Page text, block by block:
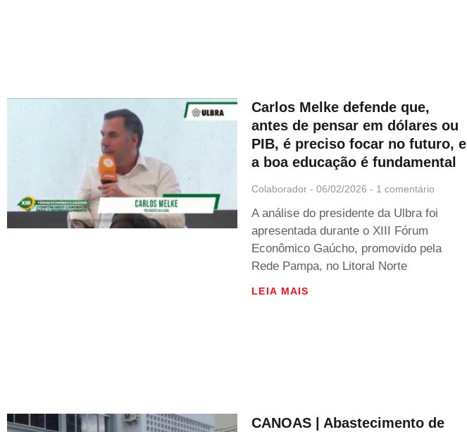
Carlos Melke defende que,
antes de pensar em dólares ou
PIB, é preciso focar no futuro, e
a boa educação é fundamental
Colaborador 06/02/2026 1 comentário
A análise do presidente da Ulbra foi
apresentada durante o XIII Fórum
Econômico Gaúcho, promovido pela
Rede Pampa, no Litoral Norte
LEIA MAIS
CANOAS | Abastecimento de